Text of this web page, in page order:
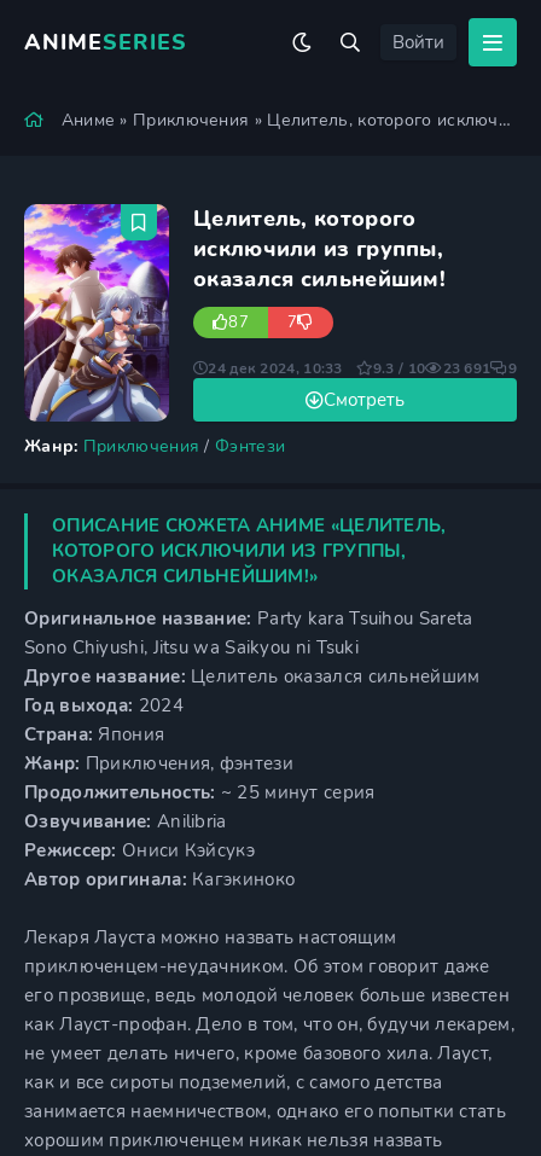
ANIMESERIES Войти
Аниме » Приключения » Целитель, которого исключили из группы, оказался сильнейшим!
Целитель, которого
исключили из группы,
оказался сильнейшим!
87 7
Жанр: Приключения / Фэнтези
Смотреть
24 дек 2024, 10:33 9.3 / 10 23 691 9
ОПИСАНИЕ СЮЖЕТА АНИМЕ «ЦЕЛИТЕЛЬ,
КОТОРОГО ИСКЛЮЧИЛИ ИЗ ГРУППЫ,
ОКАЗАЛСЯ СИЛЬНЕЙШИМ!»
Оригинальное название: Party kara Tsuihou Sareta
Sono Chiyushi, Jitsu wa Saikyou ni Tsuki
Другое название: Целитель оказался сильнейшим
Год выхода: 2024
Страна: Япония
Жанр: Приключения, фэнтези
Продолжительность: ~ 25 минут серия
Озвучивание: Anilibria
Режиссер: Ониси Кэйсукэ
Автор оригинала: Кагэкиноко
Лекаря Лауста можно назвать настоящим
приключенцем-неудачником. Об этом говорит даже
его прозвище, ведь молодой человек больше известен
как Лауст-профан. Дело в том, что он, будучи лекарем,
не умеет делать ничего, кроме базового хила. Лауст,
как и все сироты подземелий, с самого детства
занимается наемничеством, однако его попытки стать
хорошим приключенцем никак нельзя назвать